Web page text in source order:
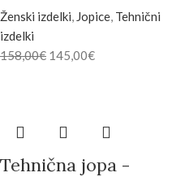
Ženski izdelki, Jopice, Tehnični
izdelki
158,00€ 145,00€
Tehnična jopa -